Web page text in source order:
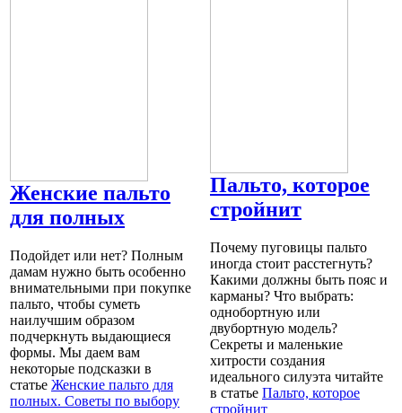
Женские пальто
для полных
Подойдет или нет? Полным
дамам нужно быть особенно
внимательными при покупке
пальто, чтобы суметь
наилучшим образом
подчеркнуть выдающиеся
формы. Мы даем вам
некоторые подсказки в
статье Женские пальто для
полных. Советы по выбору
Пальто, которое
стройнит
Почему пуговицы пальто
иногда стоит расстегнуть?
Какими должны быть пояс и
карманы? Что выбрать:
однобортную или
двубортную модель?
Секреты и маленькие
хитрости создания
идеального силуэта читайте
в статье Пальто, которое
стройнит